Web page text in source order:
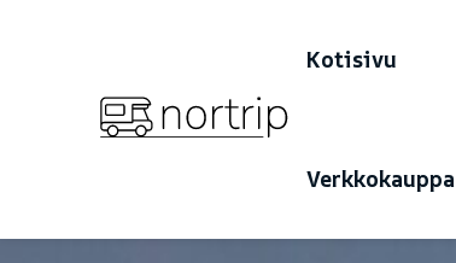
Kotisivu
Verkkokauppa